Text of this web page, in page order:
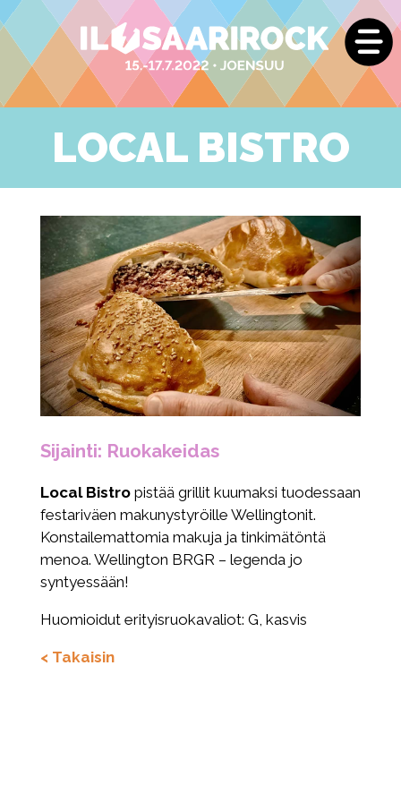
LOCAL BISTRO
Sijainti: Ruokakeidas
Local Bistropistää grillit kuumaksi tuodessaan
festariväen makunystyröille Wellingtonit.
Konstailemattomia makuja ja tinkimätöntä
menoa. Wellington BRGR – legenda jo
syntyessään!
Huomioidut erityisruokavaliot: G, kasvis
< Takaisin